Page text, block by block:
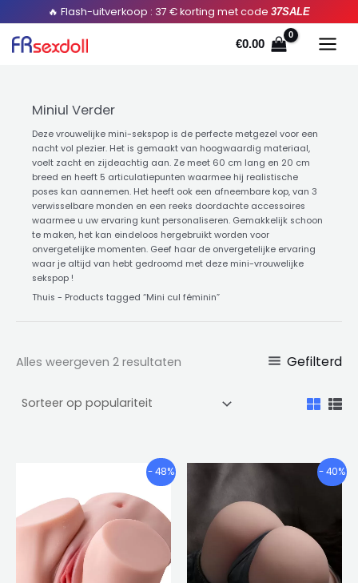
Doorgaan
artikel
🔥 Flash-uitverkoop : 37 € korting met code 37SALE
€0.00
Miniul Verder
Deze vrouwelijke mini-sekspop is de perfecte metgezel voor een
nacht vol plezier. Het is gemaakt van hoogwaardig materiaal,
voelt zacht en zijdeachtig aan. Ze meet 60 cm lang en 20 cm
breed en heeft 5 articulatiepunten waarmee hij realistische
poses kan aannemen. Het heeft ook een afneembare kop, van 3
verwisselbare monden en een reeks doordachte accessoires
waarmee u uw ervaring kunt personaliseren. Gemakkelijk schoon
te maken, het kan eindeloos hergebruikt worden voor
onvergetelijke momenten. Geef haar de onvergetelijke ervaring
waar je altijd van hebt gedroomd met deze mini-vrouwelijke
sekspop !
Thuis - Products tagged “Mini cul féminin”
Alles weergeven 2 resultaten
Gesorteerd
op
populariteit
Gefilterd
- 48%
oorspronkelijke
prijs
was:
€115.05.
prijs
is:
- 40%
oorspronkelijke
prijs
was:
€114.28.
is:
€68.57.